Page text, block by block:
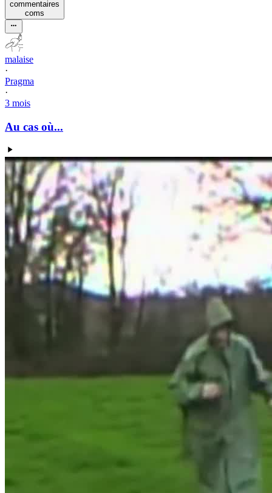
commentaires
coms
malaise
·
Pragma
·
3 mois
Au cas où...